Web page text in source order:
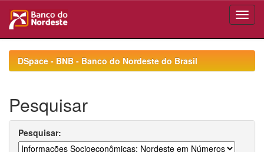
navigationDSpace - BNB - Banco do Nordeste do Brasil
Pesquisar
Pesquisar: